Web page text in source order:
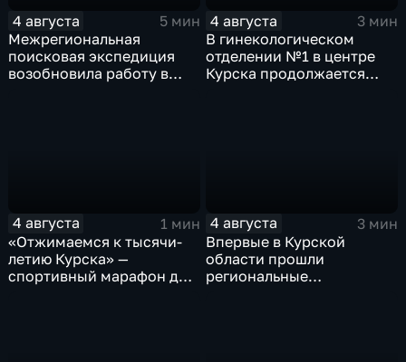
4 августа
5 мин
Межрегиональная
поисковая экспедиция
возобновила работу в
4 августа
3 мин
В гинекологическом
отделении №1 в центре
Курска продолжается
4 августа
1 мин
«Отжимаемся к тысячи-
летию Курска» —
спортивный марафон для
4 августа
3 мин
Впервые в Курской
области прошли
региональные